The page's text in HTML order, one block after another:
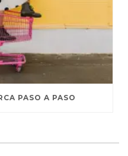
PASO A PASO